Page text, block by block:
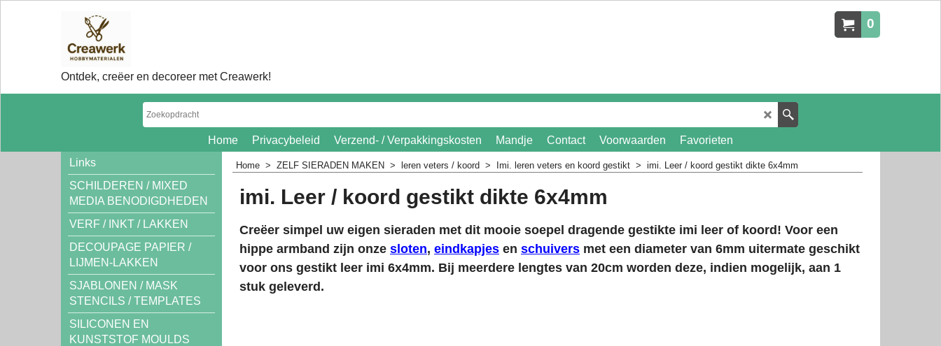
0
Ontdek, creëer en decoreer met Creawerk!
Home Privacybeleid Verzend- / Verpakkingskosten Mandje Contact Voorwaarden
Favorieten
Links
SCHILDEREN / MIXED
MEDIA BENODIGDHEDEN
VERF / INKT / LAKKEN
DECOUPAGE PAPIER /
LIJMEN-LAKKEN
SJABLONEN / MASK
STENCILS / TEMPLATES
SILICONEN EN
KUNSTSTOF MOULDS
Home > ZELF SIERADEN MAKEN > leren veters / koord > Imi. leren veters en koord gestikt > imi. Leer / koord gestikt dikte 6x4mm
imi. Leer / koord gestikt dikte 6x4mm
Creëer simpel uw eigen sieraden met dit mooie soepel dragende gestikte imi leer of koord! Voor een
hippe armband zijn onze sloten, eindkapjes en schuivers met een diameter van 6mm uitermate geschikt
voor ons gestikt leer imi 6x4mm. Bij meerdere lengtes van 20cm worden deze, indien mogelijk, aan 1
stuk geleverd.